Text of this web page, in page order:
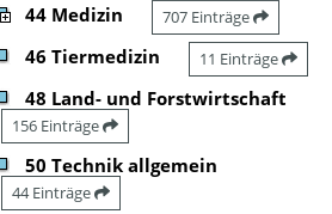
44 Medizin 707 Einträge
46 Tiermedizin 11 Einträge
48 Land- und Forstwirtschaft
156 Einträge
50 Technik allgemein
44 Einträge